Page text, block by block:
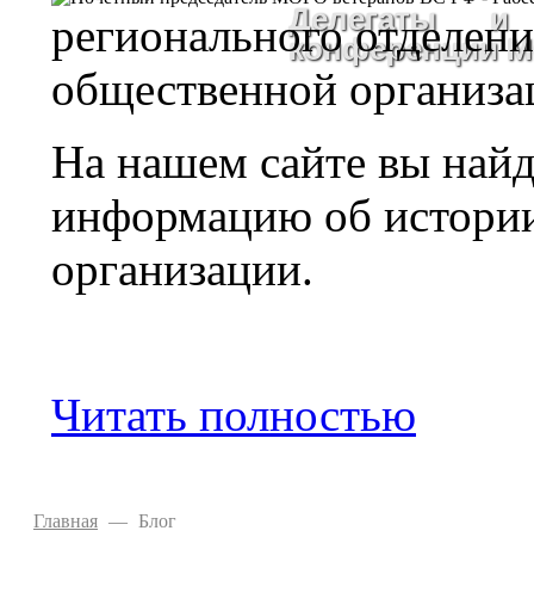
Делегаты и
конференции
регионального
общественной
На нашем сайте вы
информацию об
организации.
Читать полностью
Главная — Блог